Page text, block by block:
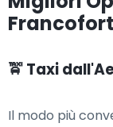
🚖 Taxi
Il modo più